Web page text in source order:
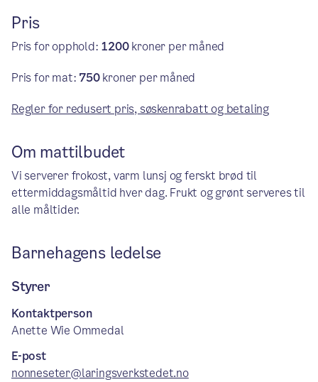
Pris
Pris for opphold: 1200kroner per måned
Pris for mat: 750kroner per måned
Regler for redusert pris, søskenrabatt og betaling
Om mattilbudet
Vi serverer frokost, varm lunsj og ferskt brød til
ettermiddagsmåltid hver dag. Frukt og grønt serveres til
alle måltider.
Barnehagens ledelse
Styrer
Kontaktperson
Anette Wie Ommedal
E-post
nonneseter@laringsverkstedet.no